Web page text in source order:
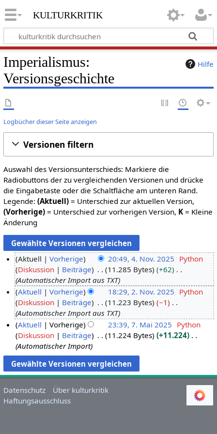
kulturkritik
Hilfe
Imperialismus:
Versionsgeschichte
Logbücher dieser Seite anzeigen
Versionen filtern
Auswahl des Versionsunterschieds: Markiere die
Radiobuttons der zu vergleichenden Versionen und drücke
die Eingabetaste oder die Schaltfläche am unteren Rand.
Legende: (Aktuell)= Unterschied zur aktuellen Version,
(Vorherige)= Unterschied zur vorherigen Version, K= Kleine
Änderung
N
e
r
0
2
Aktuell Vorherige 20:49, 4. Nov. 2025 Python
Diskussion
Beiträge 11.285 Bytes
+62
Automatischer Import aus TXT
N
e
m
e
r
Aktuell Vorherige 18:29, 2. Nov. 2025 Python
Diskussion
Beiträge 11.223 Bytes
−1
Automatischer Import aus TXT
M
a
2
0
Aktuell Vorherige 23:39, 7. Mai 2025 Python
Diskussion
Beiträge 11.224 Bytes
+11.224
Automatischer Import
Datenschutz
Über kulturkritik
Haftungsausschluss